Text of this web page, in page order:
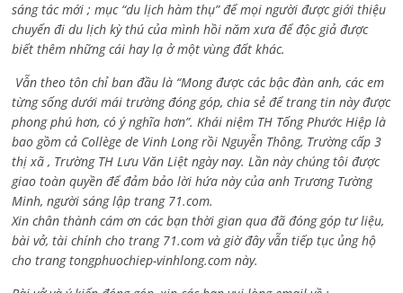
sáng tác mới ; mục “du lịch hàm thụ” để mọi người được giới thiệu
chuyến đi du lịch kỳ thú của mình hồi năm xưa để độc giả được
biết thêm những cái hay lạ ở một vùng đất khác.
Vẫn theo tôn chỉ ban đầu là “Mong được các bậc đàn anh, các em
từng sống dưới mái trường đóng góp, chia sẻ để trang tin này được
phong phú hơn, có ý nghĩa hơn”. Khái niệm TH Tống Phước Hiệp là
bao gồm cả Collège de Vinh Long rồi Nguyễn Thông, Trường cấp 3
thị xã , Trường TH Lưu Văn Liệt ngày nay. Lần này chúng tôi được
giao toàn quyền để đảm bảo lời hứa này của anh Trương Tường
Minh, người sáng lập trang 71.com.
Xin chân thành cám ơn các bạn thời gian qua đã đóng góp tư liệu,
bài vở, tài chính cho trang 71.com và giờ đây vẫn tiếp tục ủng hộ
cho trang tongphuochiep-vinhlong.com này.